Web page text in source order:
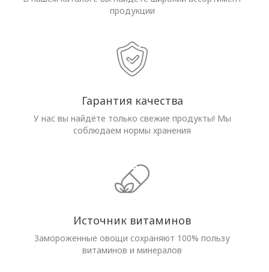
продукции
Гарантия качества
У нас вы найдёте только свежие продукты! Мы
соблюдаем нормы хранения
Источник витаминов
Замороженные овощи сохраняют 100% пользу
витаминов и минералов